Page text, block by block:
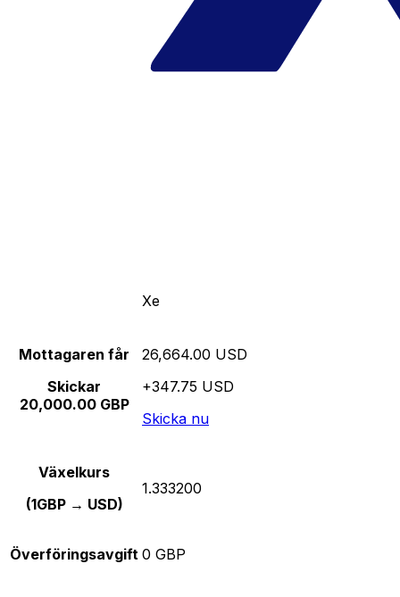
Xe
Mottagaren får
Skickar
20,000.00 GBP
26,664.00 USD
+347.75 USD
Skicka nu
Växelkurs
(1GBP → USD)
1.333200
Överföringsavgift 0 GBP